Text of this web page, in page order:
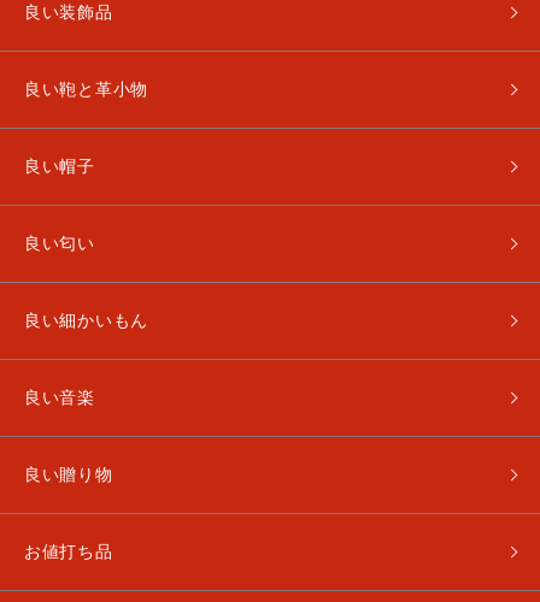
良い装飾品
良い鞄と革小物
良い帽子
良い匂い
良い細かいもん
良い音楽
良い贈り物
お値打ち品